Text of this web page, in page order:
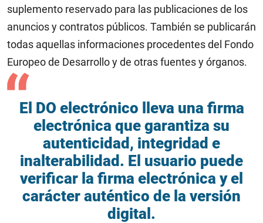
suplemento reservado para las publicaciones de los
anuncios y contratos públicos. También se publicarán
todas aquellas informaciones procedentes del Fondo
Europeo de Desarrollo y de otras fuentes y órganos.
El DO electrónico lleva una firma
electrónica que garantiza su
autenticidad, integridad e
inalterabilidad. El usuario puede
verificar la firma electrónica y el
carácter auténtico de la versión
digital.